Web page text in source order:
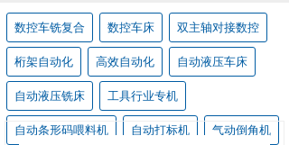
数控车铣复合 数控车床 双主轴对接数控
桁架自动化 高效自动化 自动液压车床
自动液压铣床 工具行业专机
自动条形码喂料机 自动打标机 气动倒角机